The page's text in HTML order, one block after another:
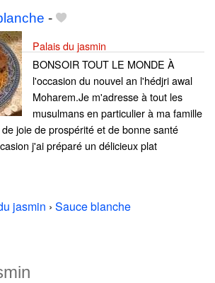
-
Palais du jasmin
BONSOIR TOUT LE MONDE À
l'occasion du nouvel an l'hédjri awal
Moharem.Je m'adresse à tout les
musulmans en particulier à ma famille
joie de prospérité et de bonne santé
j'ai préparé un délicieux plat
jasmin › Sauce blanche